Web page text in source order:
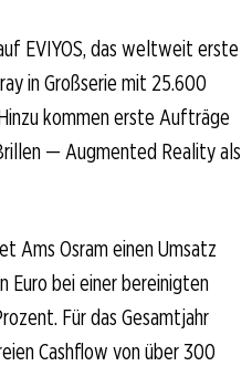
EVIYOS, das weltweit erste
in Großserie mit 25.600
kommen erste Aufträge
— Augmented Reality als
Ams Osram einen Umsatz
Euro bei einer bereinigten
Für das Gesamtjahr
Cashflow von über 300